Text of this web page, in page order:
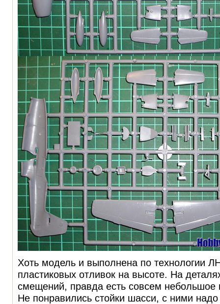
Хоть модель и выполнена по технологии
пластиковых отливок на высоте. На
смещений, правда есть совсем небольшое
Не понравились стойки шасси, с ними надо